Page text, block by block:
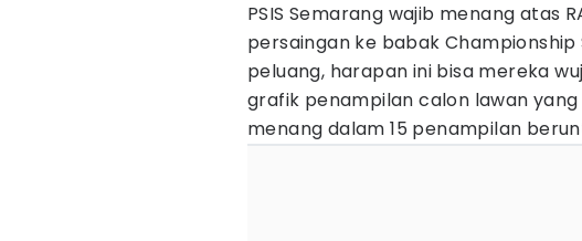
PSIS Semarang wajib menang atas
persaingan ke babak Championship
peluang, harapan ini bisa mereka
grafik penampilan calon lawan yang
menang dalam 15 penampilan